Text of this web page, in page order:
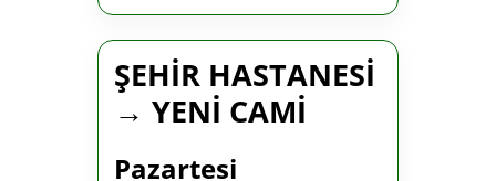
ŞEHİR HASTANESİ
→ YENİ CAMİ
Pazartesi